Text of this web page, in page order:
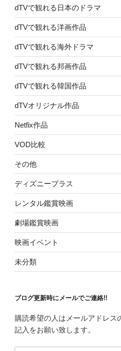
dTVで観れる日本のドラマ
dTVで観れる洋画作品
dTVで観れる海外ドラマ
dTVで観れる邦画作品
dTVで観れる韓国作品
dTVオリジナル作品
Netfix作品
VOD比較
その他
ディズニープラス
レンタル鑑賞映画
劇場鑑賞映画
映画イベント
未分類
ブログ更新時にメールでご連絡!!
購読希望の人はメールアドレス
記入をお願い致します。